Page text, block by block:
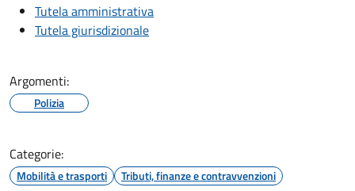
Tutela amministrativa
Tutela giurisdizionale
Argomenti:
Polizia
Categorie:
Mobilità e trasporti Tributi, finanze e contravvenzioni